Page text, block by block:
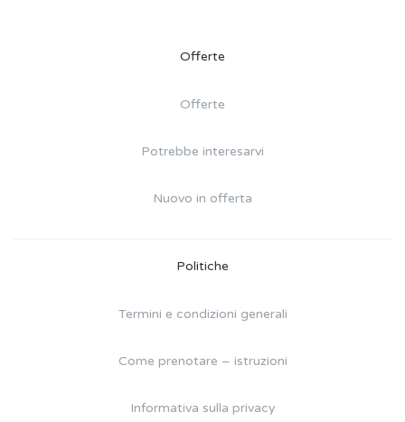
Offerte
Offerte
Potrebbe interesarvi
Nuovo in offerta
Politiche
Termini e condizioni generali
Come prenotare – istruzioni
Informativa sulla privacy